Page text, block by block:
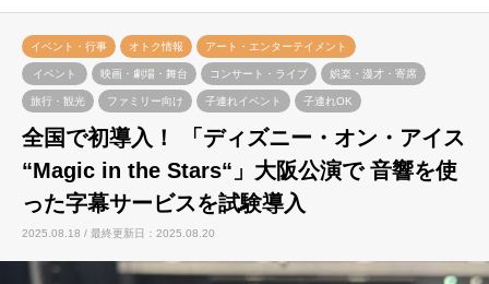
イベント・行事 オトク情報 アート・エンターテイメント
イベント 映画・劇場・舞台 コンサート・ライブ 娯楽・漫才・寄席
旅行・観光 ファミリー向け 子連れイベント 子連れOK
全国で初導入！ 「ディズニー・オン・アイス
“Magic in the Stars“」大阪公演で 音響を使
った字幕サービスを試験導入
2025.08.18 / 最終更新日：2025.08.20